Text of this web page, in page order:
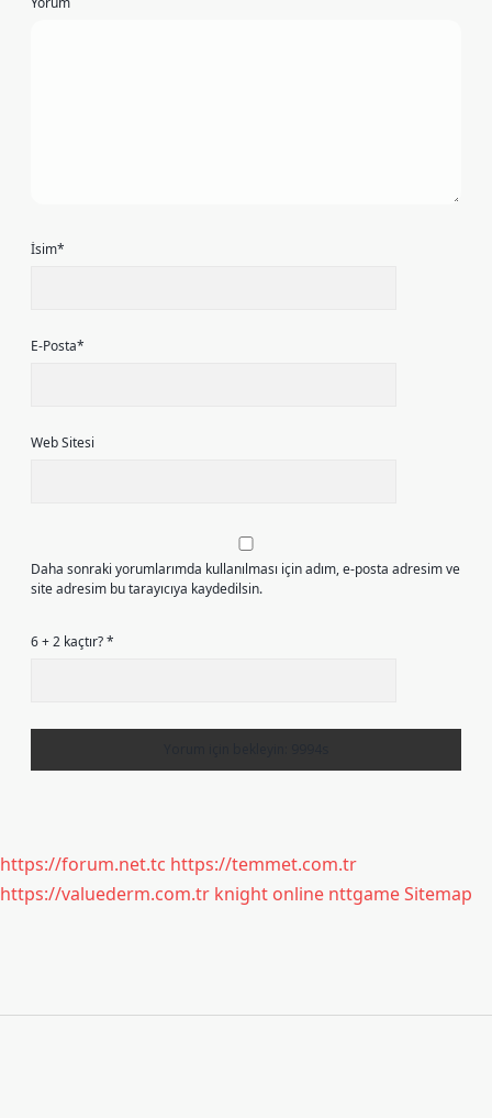
İsim*
E-Posta*
Web Sitesi
Daha sonraki yorumlarımda kullanılması için adım, e-posta adresim ve
site adresim bu tarayıcıya kaydedilsin.
6 + 2 kaçtır?*
https://forum.net.tc https://temmet.com.tr
https://valuederm.com.tr knight online nttgameSitemap